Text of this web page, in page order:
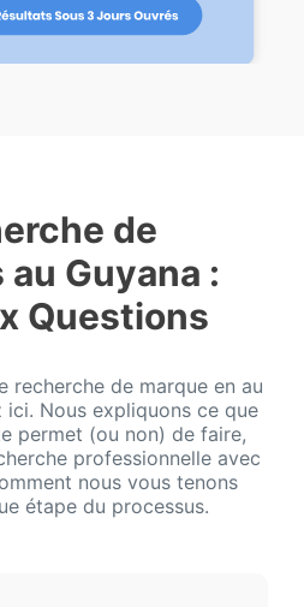
de
Guyana :
Questions
recherche de marque en au
ici. Nous expliquons ce que
permet (ou non) de faire,
professionnelle avec
nous vous tenons
étape du processus.